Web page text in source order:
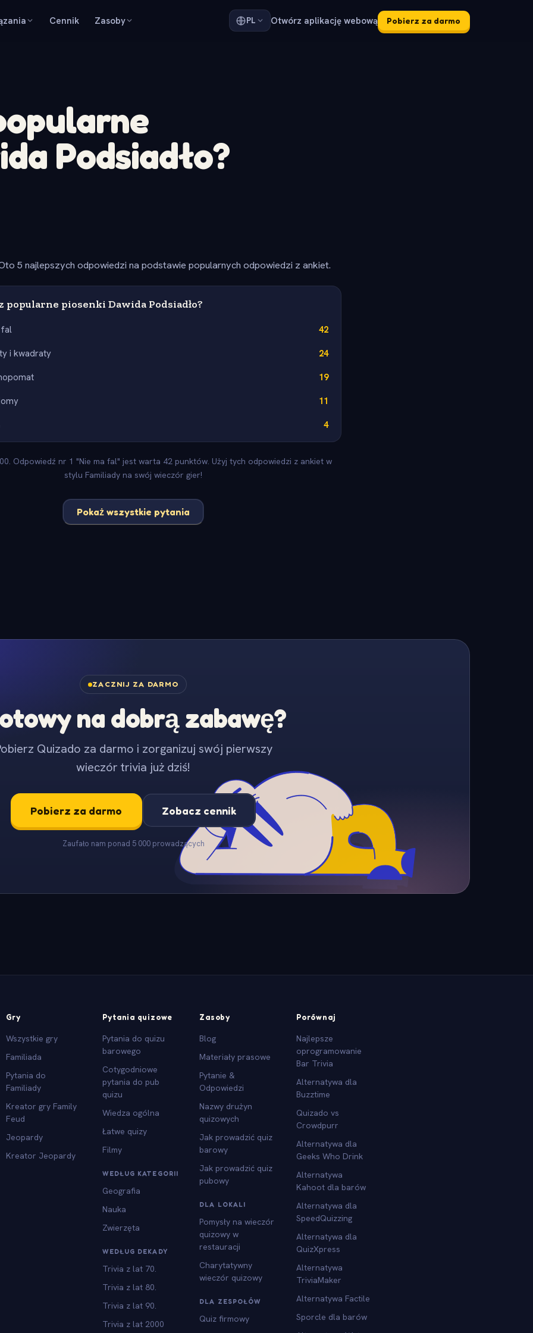
Cennik Zasoby PL Otwórz aplikację webową Pobierz za darmo
Podsiadło?
5 najlepszych odpowiedzi na podstawie popularnych odpowiedzi z ankiet.
popularne piosenki Dawida Podsiadło?
fal
42
i kwadraty
24
19
11
4
Odpowiedź nr 1 "Nie ma fal" jest warta 42 punktów. Użyj tych odpowiedzi z ankiet w
stylu Familiady na swój wieczór gier!
Pokaż wszystkie pytania
ZACZNIJ ZA DARMO
na dobrą zabawę?
Quizado za darmo i zorganizuj swój pierwszy
wieczór trivia już dziś!
Pobierz za darmo Zobacz cennik
Zaufało nam ponad 5 000 prowadzących
Gry
Wszystkie gry
Familiada
Pytania do
Familiady
Kreator gry Family
Feud
Jeopardy
Kreator Jeopardy
Pytania quizowe
Pytania do quizu
barowego
Cotygodniowe
pytania do pub
quizu
Wiedza ogólna
Łatwe quizy
Filmy
WEDŁUG KATEGORII
Geografia
Nauka
Zwierzęta
WEDŁUG DEKADY
Trivia z lat 70.
Trivia z lat 80.
Trivia z lat 90.
Trivia z lat 2000
Zasoby
Blog
Materiały prasowe
Pytanie &
Odpowiedzi
Nazwy drużyn
quizowych
Jak prowadzić quiz
barowy
Jak prowadzić quiz
pubowy
DLA LOKALI
Pomysły na wieczór
quizowy w
restauracji
Charytatywny
wieczór quizowy
DLA ZESPOŁÓW
Quiz firmowy
Porównaj
Najlepsze
oprogramowanie
Bar Trivia
Alternatywa dla
Buzztime
Quizado vs
Crowdpurr
Alternatywa dla
Geeks Who Drink
Alternatywa
Kahoot dla barów
Alternatywa dla
SpeedQuizzing
Alternatywa dla
QuizXpress
Alternatywa
TriviaMaker
Alternatywa Factile
Sporcle dla barów